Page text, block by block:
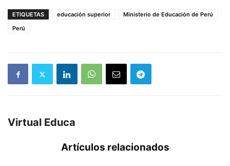
ETIQUETAS educación superior
Ministerio de Educación de Perú
Perú
Virtual Educa
Artículos relacionados